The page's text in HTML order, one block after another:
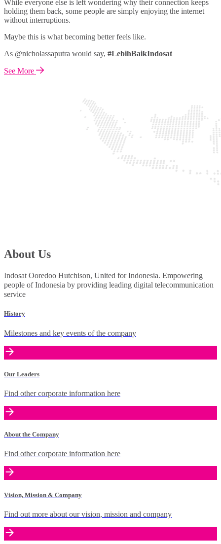
While everyone else is left wondering why their connection keeps
holding them back, some people are simply enjoying the internet
without interruptions.
Maybe this is what becoming better feels like.
As @nicholassaputra would say, #LebihBaikIndosat
See More
About Us
Indosat Ooredoo Hutchison, United for Indonesia. Empowering
people of Indonesia by providing leading digital telecommunication
service
History
Milestones and key events of the company
Our Leaders
Find other corporate information here
About the Company
Find other corporate information here
Vision, Mission & Company
Find out more about our vision, mission and company